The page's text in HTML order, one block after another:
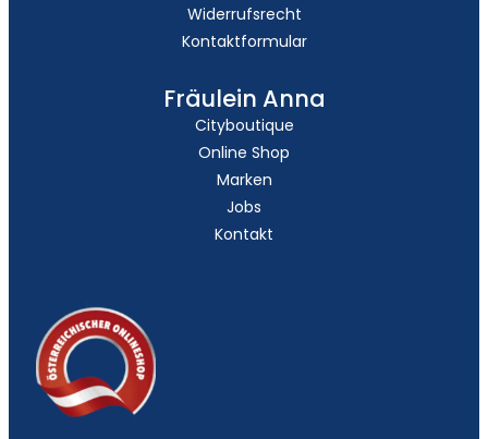
Widerrufsrecht
Kontaktformular
Fräulein Anna
Cityboutique
Online Shop
Marken
Jobs
Kontakt